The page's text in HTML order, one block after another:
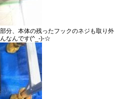
分、本体の残ったフックのネジも取り外
なんです(^_-)-☆